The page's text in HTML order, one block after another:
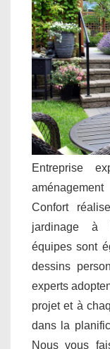
Entreprise
Confort
jardinage à
équipes sont
dessins
experts
projet et à
dans la
Nous vous